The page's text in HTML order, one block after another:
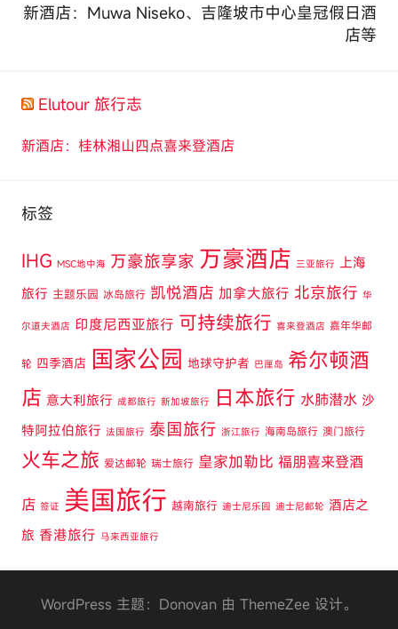
新酒店：Muwa Niseko、吉隆坡市中心皇冠假日酒
店等
Elutour 旅行志
新酒店：桂林湘山四点喜来登酒店
标签
IHG MSC地中海 万豪旅享家 万豪酒店 三亚旅行
上海
旅行 主题乐园 冰岛旅行 凯悦酒店 加拿大旅行 北京旅行 华
尔道夫酒店 印度尼西亚旅行 可持续旅行 喜来登酒店 嘉年华邮
轮 四季酒店 国家公园 地球守护者 巴厘岛 希尔顿酒
店 意大利旅行 成都旅行 新加坡旅行 日本旅行 水肺潜水 沙
特阿拉伯旅行 法国旅行 泰国旅行 浙江旅行 海南岛旅行 澳门旅行
火车之旅 爱达邮轮 瑞士旅行 皇家加勒比 福朋喜来登酒
店 签证 美国旅行 越南旅行 迪士尼乐园 迪士尼邮轮 酒店之
旅 香港旅行 马来西亚旅行
WordPress 主题：Donovan 由 ThemeZee 设计。